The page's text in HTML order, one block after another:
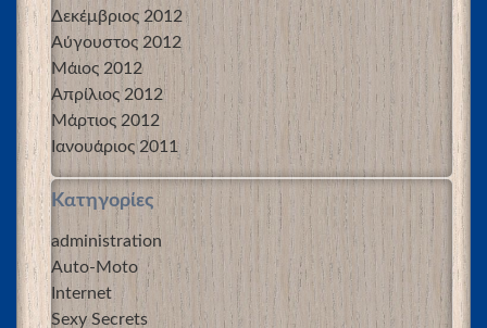
Δεκέμβριος 2012
Αύγουστος 2012
Μάιος 2012
Απρίλιος 2012
Μάρτιος 2012
Ιανουάριος 2011
Kατηγορίες
administration
Auto-Moto
Internet
Sexy Secrets